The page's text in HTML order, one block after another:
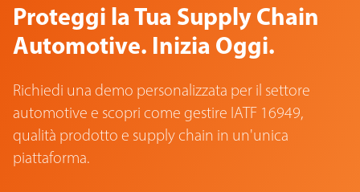
Proteggi la Tua Supply Chain
Automotive. Inizia Oggi.
Richiedi una demo personalizzata per il settore
automotive e scopri come gestire IATF 16949,
qualità prodotto e supply chain in un'unica
piattaforma.